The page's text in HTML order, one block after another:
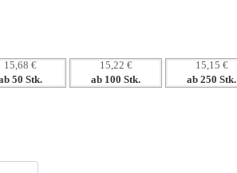
15,68 €
50 Stk.
15,22 €
ab 100 Stk.
15,15 €
ab 250 Stk.